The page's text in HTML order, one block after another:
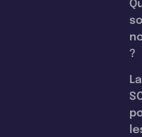
?
La